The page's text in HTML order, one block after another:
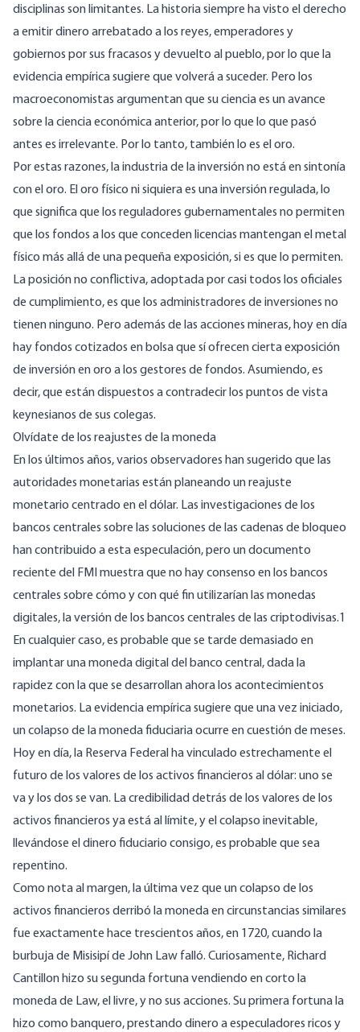
disciplinas son limitantes. La historia siempre ha visto el derecho
a emitir dinero arrebatado a los reyes, emperadores y
gobiernos por sus fracasos y devuelto al pueblo, por lo que la
evidencia empírica sugiere que volverá a suceder. Pero los
macroeconomistas argumentan que su ciencia es un avance
sobre la ciencia económica anterior, por lo que lo que pasó
antes es irrelevante. Por lo tanto, también lo es el oro.
Por estas razones, la industria de la inversión no está en sintonía
con el oro. El oro físico ni siquiera es una inversión regulada, lo
que significa que los reguladores gubernamentales no permiten
que los fondos a los que conceden licencias mantengan el metal
físico más allá de una pequeña exposición, si es que lo permiten.
La posición no conflictiva, adoptada por casi todos los oficiales
de cumplimiento, es que los administradores de inversiones no
tienen ninguno. Pero además de las acciones mineras, hoy en día
hay fondos cotizados en bolsa que sí ofrecen cierta exposición
de inversión en oro a los gestores de fondos. Asumiendo, es
decir, que están dispuestos a contradecir los puntos de vista
keynesianos de sus colegas.
Olvídate de los reajustes de la moneda
En los últimos años, varios observadores han sugerido que las
autoridades monetarias están planeando un reajuste
monetario centrado en el dólar. Las investigaciones de los
bancos centrales sobre las soluciones de las cadenas de bloqueo
han contribuido a esta especulación, pero un documento
reciente del FMI muestra que no hay consenso en los bancos
centrales sobre cómo y con qué fin utilizarían las monedas
digitales, la versión de los bancos centrales de las criptodivisas.1
En cualquier caso, es probable que se tarde demasiado en
implantar una moneda digital del banco central, dada la
rapidez con la que se desarrollan ahora los acontecimientos
monetarios. La evidencia empírica sugiere que una vez iniciado,
un colapso de la moneda fiduciaria ocurre en cuestión de meses.
Hoy en día, la Reserva Federal ha vinculado estrechamente el
futuro de los valores de los activos financieros al dólar: uno se
va y los dos se van. La credibilidad detrás de los valores de los
activos financieros ya está al límite, y el colapso inevitable,
llevándose el dinero fiduciario consigo, es probable que sea
repentino.
Como nota al margen, la última vez que un colapso de los
activos financieros derribó la moneda en circunstancias similares
fue exactamente hace trescientos años, en 1720, cuando la
burbuja de Misisipí de John Law falló. Curiosamente, Richard
Cantillon hizo su segunda fortuna vendiendo en corto la
moneda de Law, el livre, y no sus acciones. Su primera fortuna la
hizo como banquero, prestando dinero a especuladores ricos y